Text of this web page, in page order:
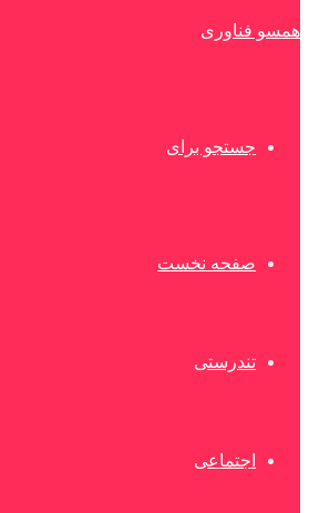
همسو فناوری
جستجو برای
صفحه نخست
تندرستی
اجتماعی